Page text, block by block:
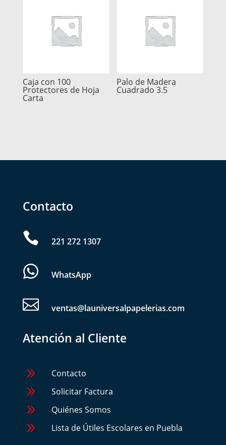
Caja con 100
Protectores de Hoja
Carta
Palo de Madera
Cuadrado 3.5
Contacto

221 272 1307
WhatsApp
 ventas@launiversalpapelerias.com
Atención al Cliente
9 Contacto
9 Solicitar Factura
9 Quiénes Somos
9 Lista de Útiles Escolares en Puebla